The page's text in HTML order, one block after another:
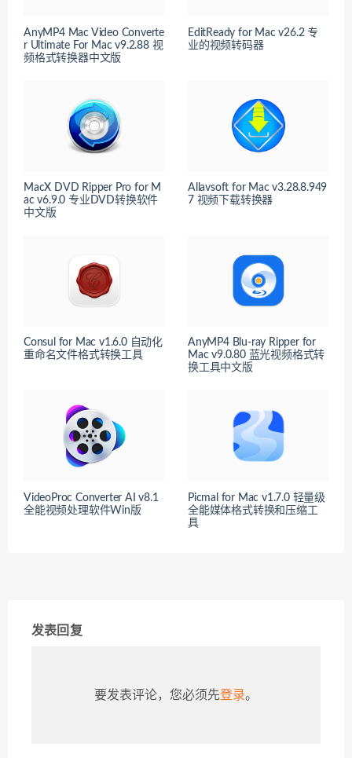
AnyMP4 Mac Video Converte
r Ultimate For Mac v9.2.88 视
频格式转换器中文版
EditReady for Mac v26.2 专
业的视频转码器
MacX DVD Ripper Pro for M
ac v6.9.0 专业DVD转换软件
中文版
Allavsoft for Mac v3.28.8.949
7 视频下载转换器
Consul for Mac v1.6.0 自动化
重命名文件格式转换工具
AnyMP4 Blu-ray Ripper for
Mac v9.0.80 蓝光视频格式转
换工具中文版
VideoProc Converter AI v8.1
全能视频处理软件Win版
Picmal for Mac v1.7.0 轻量级
全能媒体格式转换和压缩工
具
发表回复
要发表评论，您必须先登录。